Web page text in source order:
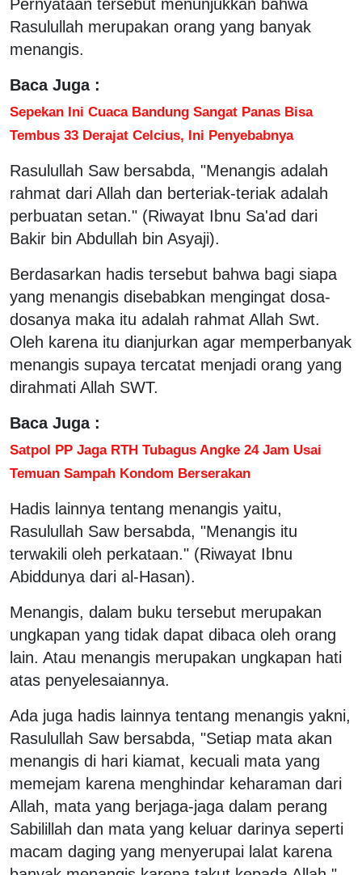
Pernyataan tersebut menunjukkan bahwa
Rasulullah merupakan orang yang banyak
menangis.
Baca Juga :
Sepekan Ini Cuaca Bandung Sangat Panas Bisa
Tembus 33 Derajat Celcius, Ini Penyebabnya
Rasulullah Saw bersabda, "Menangis adalah
rahmat dari Allah dan berteriak-teriak adalah
perbuatan setan." (Riwayat Ibnu Sa'ad dari
Bakir bin Abdullah bin Asyaji).
Berdasarkan hadis tersebut bahwa bagi siapa
yang menangis disebabkan mengingat dosa-
dosanya maka itu adalah rahmat Allah Swt.
Oleh karena itu dianjurkan agar memperbanyak
menangis supaya tercatat menjadi orang yang
dirahmati Allah SWT.
Baca Juga :
Satpol PP Jaga RTH Tubagus Angke 24 Jam Usai
Temuan Sampah Kondom Berserakan
Hadis lainnya tentang menangis yaitu,
Rasulullah Saw bersabda, "Menangis itu
terwakili oleh perkataan." (Riwayat Ibnu
Abiddunya dari al-Hasan).
Menangis, dalam buku tersebut merupakan
ungkapan yang tidak dapat dibaca oleh orang
lain. Atau menangis merupakan ungkapan hati
atas penyelesaiannya.
Ada juga hadis lainnya tentang menangis yakni,
Rasulullah Saw bersabda, "Setiap mata akan
menangis di hari kiamat, kecuali mata yang
memejam karena menghindar keharaman dari
Allah, mata yang berjaga-jaga dalam perang
Sabilillah dan mata yang keluar darinya seperti
macam daging yang menyerupai lalat karena